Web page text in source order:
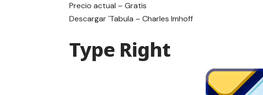
Precio actual – Gratis
Descargar`Tabula – Charles Imhoff
Type Right